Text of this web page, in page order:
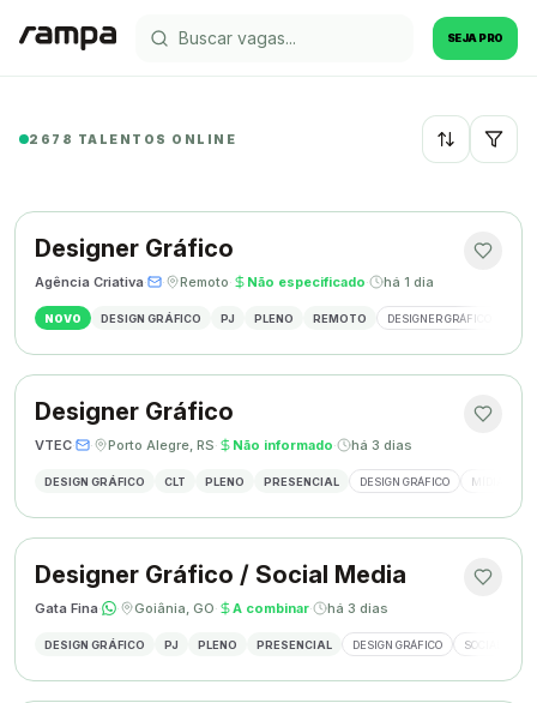
SEJA PRO
2678 TALENTOS ONLINE Recentes
Designer Gráfico
Agência Criativa· · Remoto· Não especificado· há 1 dia
NOVO DESIGN GRÁFICO PJ PLENO REMOTO DESIGNER GRÁFICO
Designer Gráfico
VTEC· · Porto Alegre, RS· Não informado· há 3 dias
DESIGN GRÁFICO CLT PLENO PRESENCIAL DESIGN GRÁFICO MÍDIAS
Designer Gráfico / Social Media
Gata Fina· · Goiânia, GO· A combinar· há 3 dias
DESIGN GRÁFICO PJ PLENO PRESENCIAL DESIGN GRÁFICO SOCIAL